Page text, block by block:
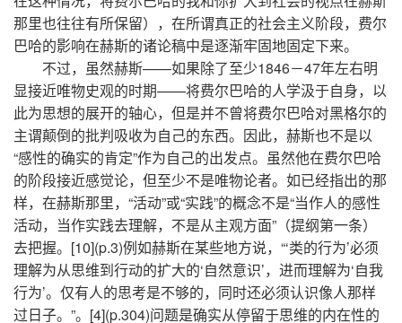
那里也往往有所保留），在所谓真正的社会主义阶段，费尔
巴哈的影响在赫斯的诸论稿中是逐渐牢固地固定下来。
不过，虽然赫斯——如果除了至少1846－47年左右明
显接近唯物史观的时期——将费尔巴哈的人学汲于自身，以
此为思想的展开的轴心，但是并不曾将费尔巴哈对黑格尔的
主谓颠倒的批判吸收为自己的东西。因此，赫斯也不是以
“感性的确实的肯定”作为自己的出发点。虽然他在费尔巴哈
的阶段接近感觉论，但至少不是唯物论者。如已经指出的那
样，在赫斯那里，“活动”或“实践”的概念不是“当作人的感性
活动，当作实践去理解，不是从主观方面”（提纲第一条）
去把握。[10](p.3)例如赫斯在某些地方说，“‘类的行为’必须
理解为从思维到行动的扩大的‘自然意识’，进而理解为‘自我
行为’。仅有人的思考是不够的，同时还必须认识像人那样
过日子。”。[4](p.304)问题是确实从停留于思维的内在性的